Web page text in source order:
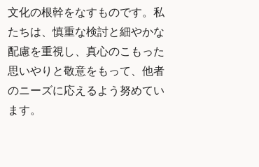
文化の根幹をなすものです。私
たちは、慎重な検討と細やかな
配慮を重視し、真心のこもった
思いやりと敬意をもって、他者
のニーズに応えるよう努めてい
ます。